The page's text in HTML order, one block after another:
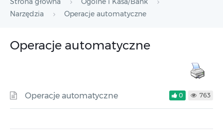
Narzędzia
Operacje automatyczne
Operacje automatyczne
Operacje automatyczne 0 763